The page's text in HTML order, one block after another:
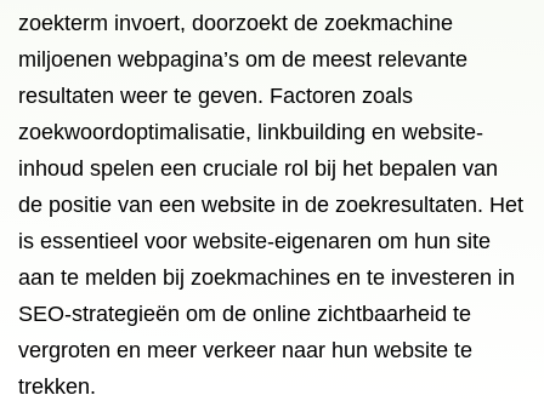
zoekterm invoert, doorzoekt de zoekmachine
miljoenen webpagina’s om de meest relevante
resultaten weer te geven. Factoren zoals
zoekwoordoptimalisatie, linkbuilding en website-
inhoud spelen een cruciale rol bij het bepalen van
de positie van een website in de zoekresultaten. Het
is essentieel voor website-eigenaren om hun site
aan te melden bij zoekmachines en te investeren in
SEO-strategieën om de online zichtbaarheid te
vergroten en meer verkeer naar hun website te
trekken.